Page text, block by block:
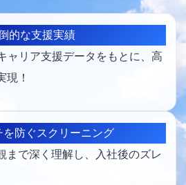
的な支援実績
ャリア支援データをもとに、高
現！
を防ぐスクリーニング
まで深く理解し、入社後のズレ